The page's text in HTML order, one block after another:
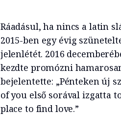
Ráadásul, ha nincs a latin
2015-ben egy évig
jelenlétét. 2016
kezdte promózni
bejelentette: „Pénteken új
of you első sorával izgatta
place to find love.”